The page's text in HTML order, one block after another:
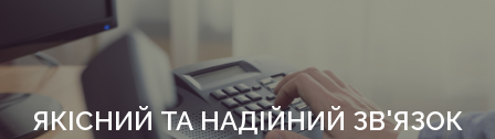
ЯКІСНИЙ ТА НАДІЙНИЙ ЗВ'ЯЗОК